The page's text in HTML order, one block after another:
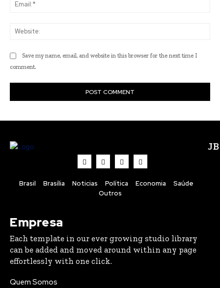
Save my name, email, and website in this browser for the next time I
comment.
Brasil Brasília Noticias Política Economia
Saúde
Outros
Empresa
Each template in our ever growing studio library
can be added and moved around within any page
effortlessly with one click.
Quem Somos